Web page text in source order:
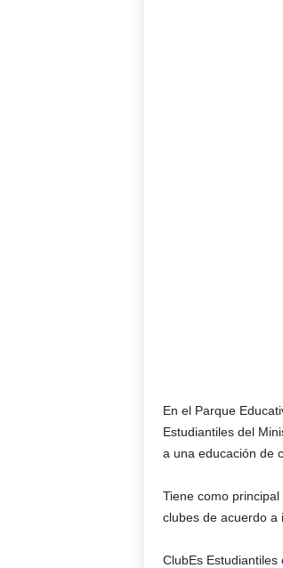
En el Parque
Estudiantiles del
a una educación de
Tiene como
clubes de acuerdo a
ClubEs